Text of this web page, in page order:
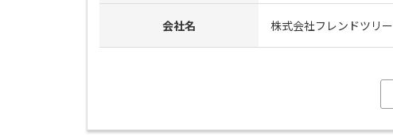
会社名 株式会社フレンドツリー